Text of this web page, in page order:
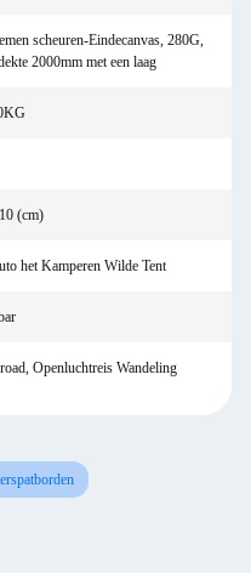
scheuren-Eindecanvas, 280G,
2000mm met een laag
(cm)
het Kamperen Wilde Tent
Openluchtreis Wandeling